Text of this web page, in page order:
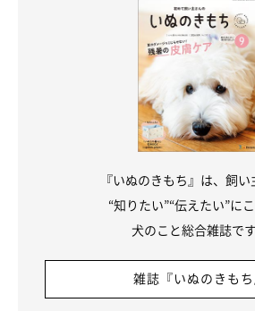
『いぬのきもち』は、飼
“知りたい”“伝えたい”に
犬のこと総合雑誌です
雑誌『いぬのきもち